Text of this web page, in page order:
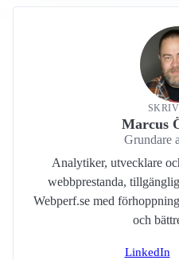
Marcus
Grundare
Analytiker, utvecklare
webbprestanda,
Webperf.se med
och
LinkedIn